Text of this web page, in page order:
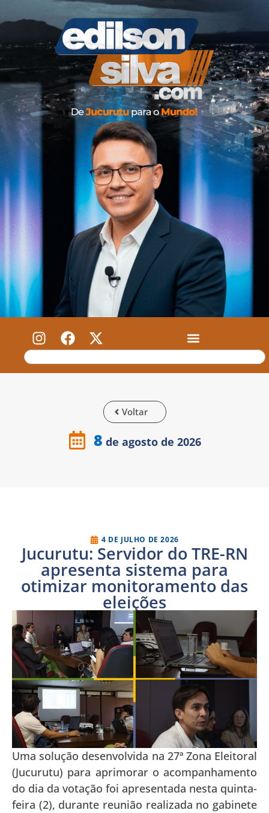
Voltar
8 de agosto de 2026
4 DE JULHO DE 2026
Jucurutu: Servidor do TRE-RN
apresenta sistema para
otimizar monitoramento das
eleições
Uma solução desenvolvida na 27ª Zona Eleitoral
(Jucurutu) para aprimorar o acompanhamento
do dia da votação foi apresentada nesta quinta-
feira (2), durante reunião realizada no gabinete